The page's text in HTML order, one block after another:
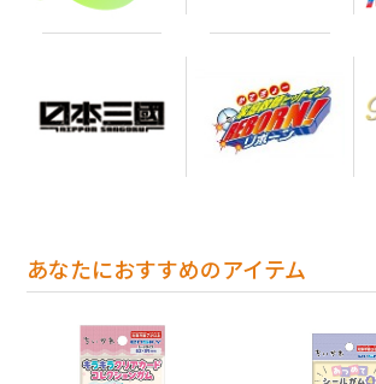
あなたにおすすめのアイテム